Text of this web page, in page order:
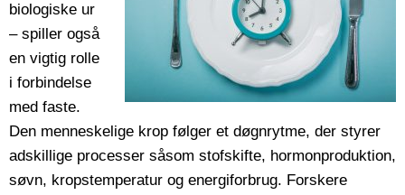
biologiske ur
– spiller også
en vigtig rolle
i forbindelse
med faste.
Den menneskelige krop følger et døgnrytme, der styrer
adskillige processer såsom stofskifte, hormonproduktion,
søvn, kropstemperatur og energiforbrug. Forskere